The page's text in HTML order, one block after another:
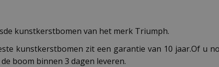
kunstkerstbomen van het merk Triumph.
kunstkerstbomen zit een garantie van 10 jaar.Of u
boom binnen 3 dagen leveren.